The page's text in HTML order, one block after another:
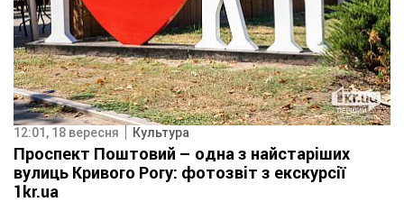
12:01, 18 вересня Культура
Проспект Поштовий – одна з найстаріших
вулиць Кривого Рогу: фотозвіт з екскурсії
1kr.ua